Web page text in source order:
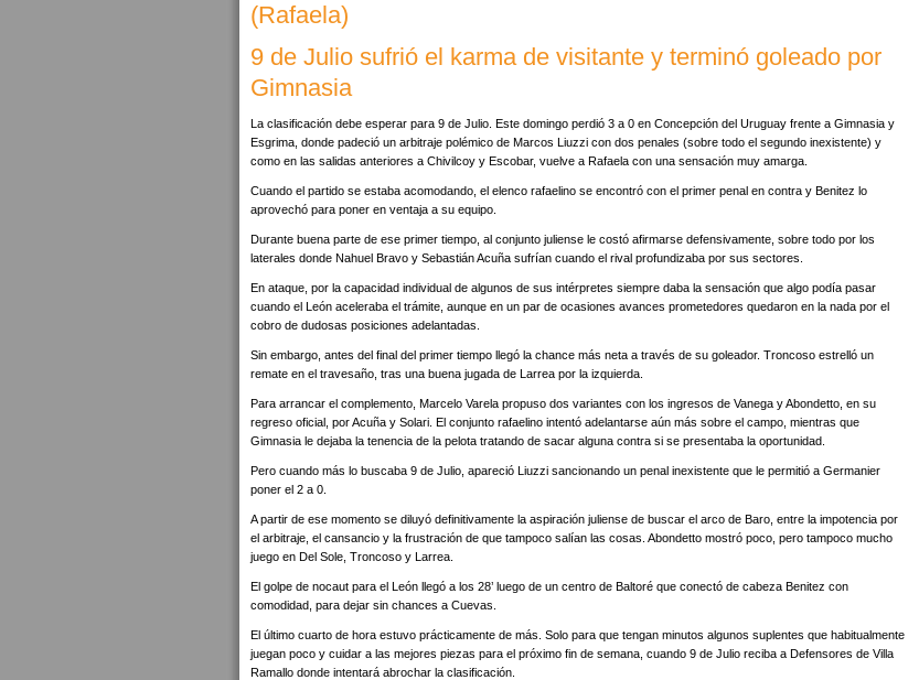
(Rafaela)
9 de Julio sufrió el karma de visitante y terminó goleado por
Gimnasia
La clasificación debe esperar para 9 de Julio. Este domingo perdió 3 a 0 en Concepción del Uruguay frente a Gimnasia y
Esgrima, donde padeció un arbitraje polémico de Marcos Liuzzi con dos penales (sobre todo el segundo inexistente) y
como en las salidas anteriores a Chivilcoy y Escobar, vuelve a Rafaela con una sensación muy amarga.
Cuando el partido se estaba acomodando, el elenco rafaelino se encontró con el primer penal en contra y Benitez lo
aprovechó para poner en ventaja a su equipo.
Durante buena parte de ese primer tiempo, al conjunto juliense le costó afirmarse defensivamente, sobre todo por los
laterales donde Nahuel Bravo y Sebastián Acuña sufrían cuando el rival profundizaba por sus sectores.
En ataque, por la capacidad individual de algunos de sus intérpretes siempre daba la sensación que algo podía pasar
cuando el León aceleraba el trámite, aunque en un par de ocasiones avances prometedores quedaron en la nada por el
cobro de dudosas posiciones adelantadas.
Sin embargo, antes del final del primer tiempo llegó la chance más neta a través de su goleador. Troncoso estrelló un
remate en el travesaño, tras una buena jugada de Larrea por la izquierda.
Para arrancar el complemento, Marcelo Varela propuso dos variantes con los ingresos de Vanega y Abondetto, en su
regreso oficial, por Acuña y Solari. El conjunto rafaelino intentó adelantarse aún más sobre el campo, mientras que
Gimnasia le dejaba la tenencia de la pelota tratando de sacar alguna contra si se presentaba la oportunidad.
Pero cuando más lo buscaba 9 de Julio, apareció Liuzzi sancionando un penal inexistente que le permitió a Germanier
poner el 2 a 0.
A partir de ese momento se diluyó definitivamente la aspiración juliense de buscar el arco de Baro, entre la impotencia por
el arbitraje, el cansancio y la frustración de que tampoco salían las cosas. Abondetto mostró poco, pero tampoco mucho
juego en Del Sole, Troncoso y Larrea.
El golpe de nocaut para el León llegó a los 28’ luego de un centro de Baltoré que conectó de cabeza Benitez con
comodidad, para dejar sin chances a Cuevas.
El último cuarto de hora estuvo prácticamente de más. Solo para que tengan minutos algunos suplentes que habitualmente
juegan poco y cuidar a las mejores piezas para el próximo fin de semana, cuando 9 de Julio reciba a Defensores de Villa
Ramallo donde intentará abrochar la clasificación.